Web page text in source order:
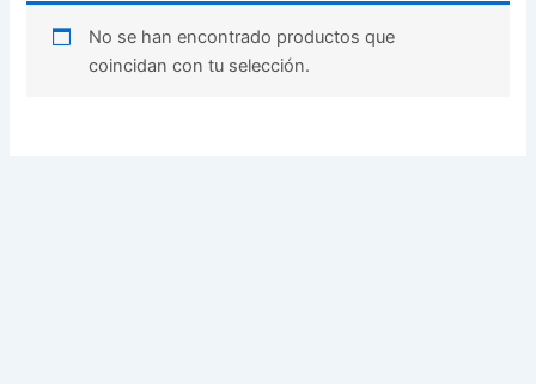
No se han encontrado productos que
coincidan con tu selección.